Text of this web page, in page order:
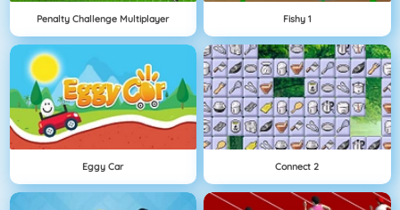
Penalty Challenge Multiplayer Fishy 1
Eggy Car Connect 2